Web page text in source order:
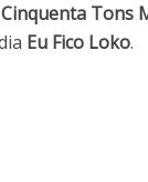
Cinquenta Tons
Eu Fico Loko.